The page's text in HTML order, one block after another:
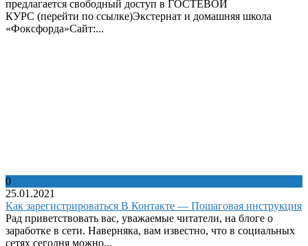
предлагается свободный доступ в ГОСТЕВОЙ
КУРС (перейти по ссылке)Экстернат и домашняя школа
«Фоксфорда»Сайт:...
0
25.01.2021
Как зарегистрироваться В Контакте — Пошаговая инструкция
Рад приветствовать вас, уважаемые читатели, на блоге о
заработке в сети. Наверняка, вам известно, что в социальных
сетях сегодня можно...